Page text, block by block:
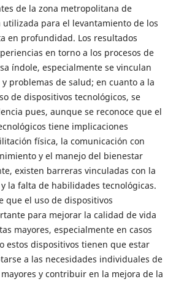
de la zona metropolitana de
para el levantamiento de los
en profundidad. Los resultados
en torno a los procesos de
índole, especialmente se vinculan
problemas de salud; en cuanto a la
de dispositivos tecnológicos, se
pues, aunque se reconoce que el
tiene implicaciones
física, la comunicación con
y el manejo del bienestar
existen barreras vinculadas con la
la falta de habilidades tecnológicas.
que el uso de dispositivos
para mejorar la calidad de vida
mayores, especialmente en casos
estos dispositivos tienen que estar
a las necesidades individuales de
y contribuir en la mejora de la